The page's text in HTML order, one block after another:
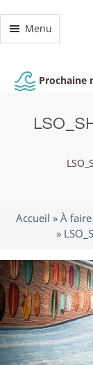
Menu
Prochaine
Accueil » À faire
»